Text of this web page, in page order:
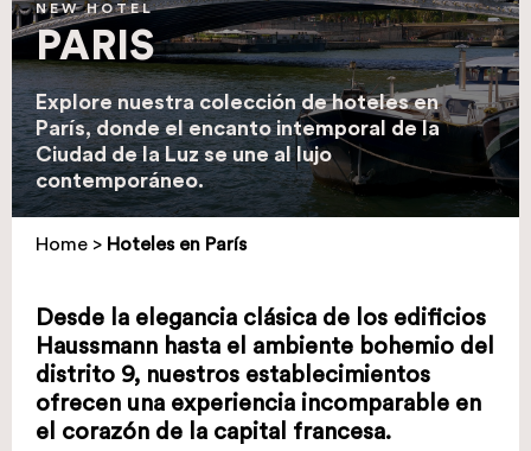
NEW HOTEL
PARIS
Explore nuestra colección de hoteles en
París, donde el encanto intemporal de la
Ciudad de la Luz se une al lujo
contemporáneo.
Home > Hoteles en París
Desde la elegancia clásica de los edificios
Haussmann hasta el ambiente bohemio del
distrito 9, nuestros establecimientos
ofrecen una experiencia incomparable en
el corazón de la capital francesa.